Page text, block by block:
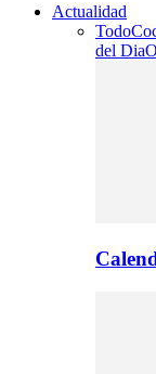
Actualidad
Todo
del Dia